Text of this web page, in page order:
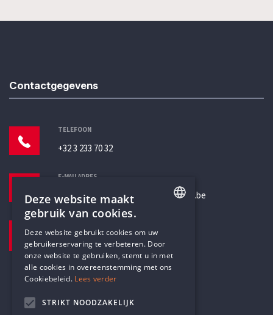
Contactgegevens
TELEFOON
+32 3 233 70 32
E-MAILADRES
secretariaat@humanistischverbond.be
Pottenbrug 4
Antwerpen, 2000
DUTCH
Deze website maakt
gebruik van cookies.
Deze website gebruikt cookies om uw
gebruikerservaring te verbeteren. Door
onze website te gebruiken, stemt u in met
alle cookies in overeenstemming met ons
Cookiebeleid. Lees verder
STRIKT NOODZAKELIJK